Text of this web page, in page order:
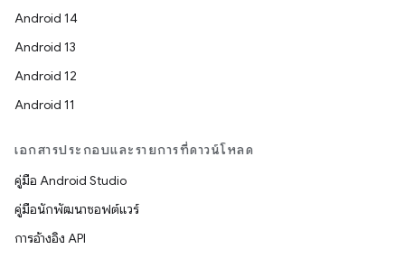
Android 14
Android 13
Android 12
Android 11
เอกสารประกอบและรายการที่ดาวน์โหลด
คู่มือ Android Studio
คู่มือนักพัฒนาซอฟต์แวร์
การอ้างอิง API